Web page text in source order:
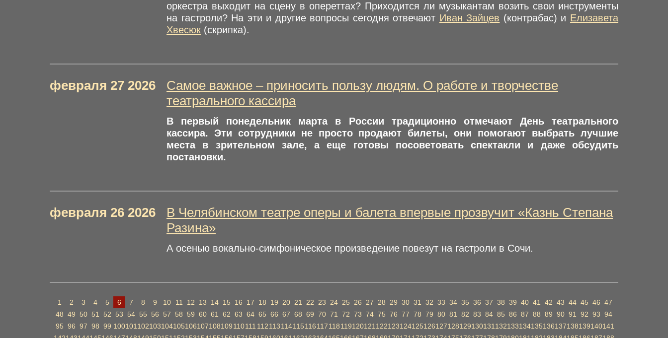
оркестра выходит на сцену в опереттах? Приходится ли музыкантам возить свои инструменты
на гастроли? На эти и другие вопросы сегодня отвечают Иван Зайцев (контрабас) и Елизавета
Хвесюк (скрипка).
февраля 27 2026
Самое важное – приносить пользу людям. О работе и творчестве
театрального кассира
В первый понедельник марта в России традиционно отмечают День театрального
кассира. Эти сотрудники не просто продают билеты, они помогают выбрать лучшие
места в зрительном зале, а еще готовы посоветовать спектакли и даже обсудить
постановки.
февраля 26 2026
В Челябинском театре оперы и балета впервые прозвучит «Казнь Степана
Разина»
А осенью вокально-симфоническое произведение повезут на гастроли в Сочи.
1 2 3 4 5 6 7 8 9 10 11 12 13 14 15 16 17 18 19 20 21 22 23 24 25 26 27 28 29 30 31 32 33 34 35 36 37 38 39 40 41 42 43 44 45 46 47
48 49 50 51 52 53 54 55 56 57 58 59 60 61 62 63 64 65 66 67 68 69 70 71 72 73 74 75 76 77 78 79 80 81 82 83 84 85 86 87 88 89 90 91 92 93 94
95 96 97 98 99 100101 102103104105106107108109110111 112113114115116117118119120121 122123124125126127128129130131 132133134135136137138139140141